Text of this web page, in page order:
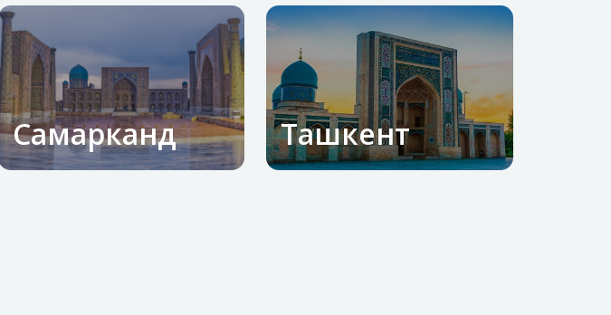
Самарканд Ташкент